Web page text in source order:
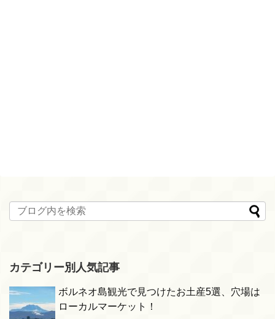
カテゴリー別人気記事
ボルネオ島観光で見つけたお土産5選、穴場は
ローカルマーケット！